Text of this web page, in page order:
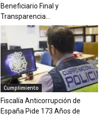
Beneficiario Final y
Transparencia...
Cumplimiento
Fiscalía Anticorrupción de
España Pide 173 Años de